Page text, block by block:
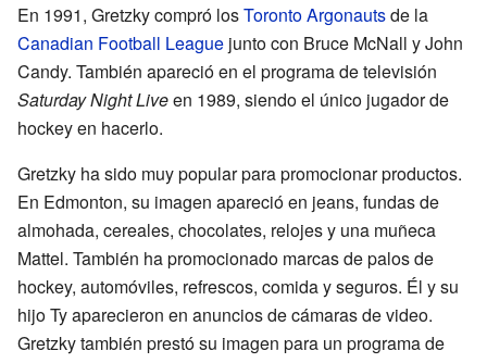
En 1991, Gretzky compró losToronto Argonautsde la
Canadian Football League junto con Bruce McNall y John
Candy. También apareció en el programa de televisión
Saturday Night Liveen 1989, siendo el único jugador de
hockey en hacerlo.
Gretzky ha sido muy popular para promocionar productos.
En Edmonton, su imagen apareció en jeans, fundas de
almohada, cereales, chocolates, relojes y una muñeca
Mattel. También ha promocionado marcas de palos de
hockey, automóviles, refrescos, comida y seguros. Él y su
hijo Ty aparecieron en anuncios de cámaras de video.
Gretzky también prestó su imagen para un programa de